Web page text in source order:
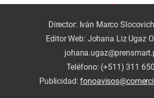
Director: Iván Marco
Editor Web: Johana Liz Ugaz
Teléfono: (+511) 311
Publicidad: